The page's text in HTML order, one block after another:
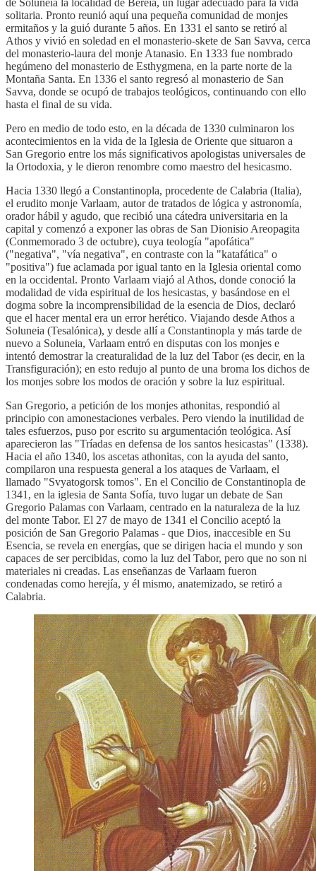
solitaria. Pronto reunió aquí una pequeña comunidad de monjes
ermitaños y la guió durante 5 años. En 1331 el santo se retiró al
Athos y vivió en soledad en el monasterio-skete de San Savva, cerca
del monasterio-laura del monje Atanasio. En 1333 fue nombrado
hegúmeno del monasterio de Esthygmena, en la parte norte de la
Montaña Santa. En 1336 el santo regresó al monasterio de San
Savva, donde se ocupó de trabajos teológicos, continuando con ello
hasta el final de su vida.
Pero en medio de todo esto, en la década de 1330 culminaron los
acontecimientos en la vida de la Iglesia de Oriente que situaron a
San Gregorio entre los más significativos apologistas universales de
la Ortodoxia, y le dieron renombre como maestro del hesicasmo.
Hacia 1330 llegó a Constantinopla, procedente de Calabria (Italia),
el erudito monje Varlaam, autor de tratados de lógica y astronomía,
orador hábil y agudo, que recibió una cátedra universitaria en la
capital y comenzó a exponer las obras de San Dionisio Areopagita
(Conmemorado 3 de octubre), cuya teología "apofática"
("negativa", "vía negativa", en contraste con la "katafática" o
"positiva") fue aclamada por igual tanto en la Iglesia oriental como
en la occidental. Pronto Varlaam viajó al Athos, donde conoció la
modalidad de vida espiritual de los hesicastas, y basándose en el
dogma sobre la incomprensibilidad de la esencia de Dios, declaró
que el hacer mental era un error herético. Viajando desde Athos a
Soluneia (Tesalónica), y desde allí a Constantinopla y más tarde de
nuevo a Soluneia, Varlaam entró en disputas con los monjes e
intentó demostrar la creaturalidad de la luz del Tabor (es decir, en la
Transfiguración); en esto redujo al punto de una broma los dichos de
los monjes sobre los modos de oración y sobre la luz espiritual.
San Gregorio, a petición de los monjes athonitas, respondió al
principio con amonestaciones verbales. Pero viendo la inutilidad de
tales esfuerzos, puso por escrito su argumentación teológica. Así
aparecieron las "Tríadas en defensa de los santos hesicastas" (1338).
Hacia el año 1340, los ascetas athonitas, con la ayuda del santo,
compilaron una respuesta general a los ataques de Varlaam, el
llamado "Svyatogorsk tomos". En el Concilio de Constantinopla de
1341, en la iglesia de Santa Sofía, tuvo lugar un debate de San
Gregorio Palamas con Varlaam, centrado en la naturaleza de la luz
del monte Tabor. El 27 de mayo de 1341 el Concilio aceptó la
posición de San Gregorio Palamas - que Dios, inaccesible en Su
Esencia, se revela en energías, que se dirigen hacia el mundo y son
capaces de ser percibidas, como la luz del Tabor, pero que no son ni
materiales ni creadas. Las enseñanzas de Varlaam fueron
condenadas como herejía, y él mismo, anatemizado, se retiró a
Calabria.